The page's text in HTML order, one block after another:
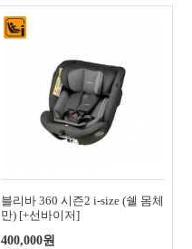
블리바 360 시즌2 i-size (쉘 몸체
만) [+선바이저]
400,000원